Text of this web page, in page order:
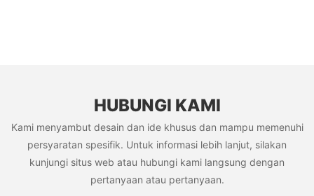
HUBUNGI KAMI
Kami menyambut desain dan ide khusus dan mampu memenuhi
persyaratan spesifik. Untuk informasi lebih lanjut, silakan
kunjungi situs web atau hubungi kami langsung dengan
pertanyaan atau pertanyaan.